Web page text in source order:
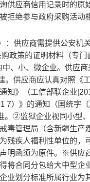
供应商信用记录时的原
拒绝参与政府采购活动
：供应商需提供公安机
政策的证明材料（专门
、小、微企业。供应商
。供应商应认真对照《
知》（工信部联企业
7）》的通知（国统字〔
。②监狱企业视同小型
毒管理局（含新疆生产
残疾人福利性单位的，
明函须为原件。※供应
将合同分包给大中型企
业划分标准所属行业为